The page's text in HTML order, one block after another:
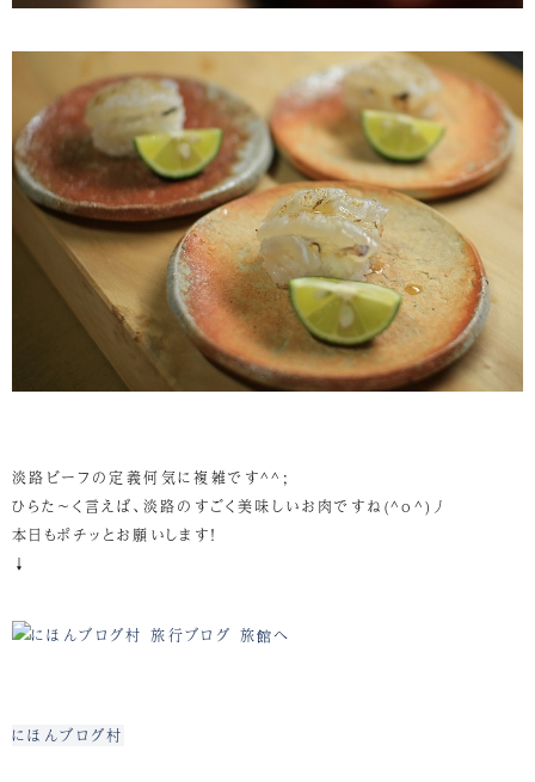
淡路ビーフの定義何気に複雑です^^;
ひらた～く言えば、淡路のすごく美味しいお肉ですね(^o^)丿
本日もポチッとお願いします！
↓
にほんブログ村